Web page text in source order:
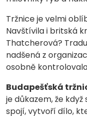
Tržnice je velmi
Navštívila i britská
Thatcherová?
nadšená z
osobně
Budapešťská
je důkazem, že
spojí, vytvoří dílo,